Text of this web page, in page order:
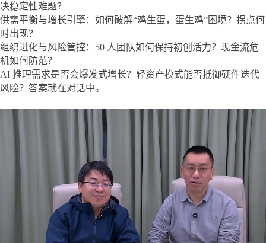
决稳定性难题？
供需平衡与增长引擎：如何破解“鸡生蛋，蛋生鸡”困境？拐点何
时出现？
组织进化与风险管控：50 人团队如何保持初创活力？现金流危
机如何防范？
AI 推理需求是否会爆发式增长？轻资产模式能否抵御硬件迭代
风险？答案就在对话中。